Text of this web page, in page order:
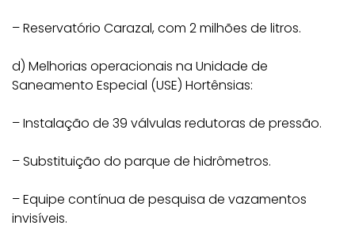
– Reservatório Carazal, com 2 milhões de litros.
d) Melhorias operacionais na Unidade de
Saneamento Especial (USE) Hortênsias:
– Instalação de 39 válvulas redutoras de pressão.
– Substituição do parque de hidrômetros.
– Equipe contínua de pesquisa de vazamentos
invisíveis.